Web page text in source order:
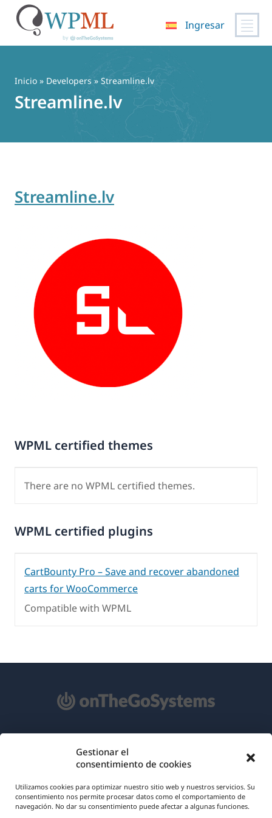
Gestionar el
consentimiento de cookies
Utilizamos cookies para optimizar nuestro sitio web y nuestros servicios. Su
consentimiento nos permite procesar datos como el comportamiento de
navegación. No dar su consentimiento puede afectar a algunas funciones.
contenido
Ingresar
Inicio » Developers » Streamline.lv
Streamline.lv
Streamline.lv
WPML certified themes
There are no WPML certified themes.
WPML certified plugins
CartBounty Pro – Save and recover abandoned
carts for WooCommerce
Compatible with WPML
RGPD y Política de Privacidad
Únete a nuestro equipo(se
abre
(se (se (se